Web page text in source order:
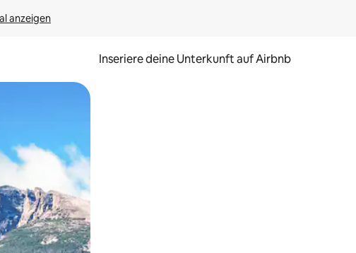
anzeigen
Inseriere deine Unterkunft auf Airbnb